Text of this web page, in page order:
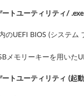
ートユーティリティ/ .exe
のUEFI BIOS (システ
メモリーキーを用いた
ートユーティリティ (起